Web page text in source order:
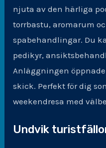
njuta av den härliga
torrbastu, aromarum
spabehandlingar. Du
pedikyr,
Anläggningen
skick. Perfekt för dig
weekendresa med
Undvik